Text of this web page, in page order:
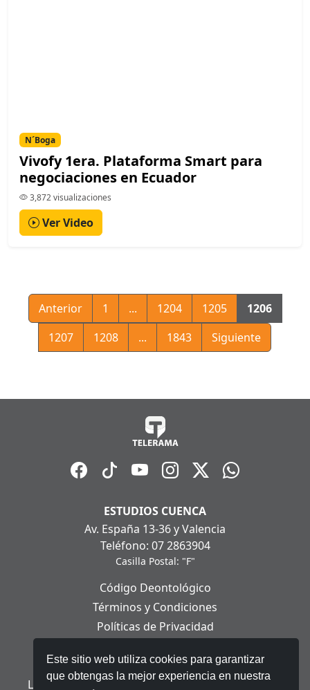
Este sitio web utiliza cookies para garantizar
que obtengas la mejor experiencia en nuestra
N´Boga
Vivofy 1era. Plataforma Smart para
negociaciones en Ecuador
3,872 visualizaciones
Ver Video
Anterior 1 ... 1204 1205
1206
1207
1208 ... 1843 Siguiente
ESTUDIOS CUENCA
Av. España 13-36 y Valencia
Teléfono: 07 2863904
Casilla Postal: "F"
Código Deontológico
Términos y Condiciones
Políticas de Privacidad
Aviso Legal
Ley Orgánica de Protección de Datos Personales